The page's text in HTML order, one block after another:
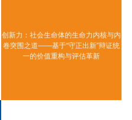
创新力：社会生命体的生命力内核与内
卷突围之道——基于“守正出新”辩证统
一的价值重构与评估革新